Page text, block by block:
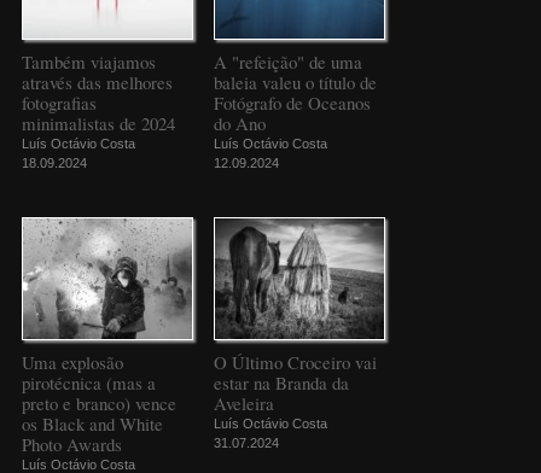
Também viajamos
através das melhores
fotografias
minimalistas de 2024
Luís Octávio Costa
18.09.2024
A "refeição" de uma
baleia valeu o título de
Fotógrafo de Oceanos
do Ano
Luís Octávio Costa
12.09.2024
Uma explosão
pirotécnica (mas a
preto e branco) vence
os Black and White
Photo Awards
Luís Octávio Costa
O Último Croceiro vai
estar na Branda da
Aveleira
Luís Octávio Costa
31.07.2024